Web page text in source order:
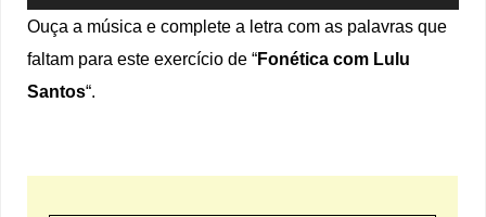
de
Ouça a música e complete a letra com as palavras que
faltam para este exercício de “Fonética com Lulu
Santos“.